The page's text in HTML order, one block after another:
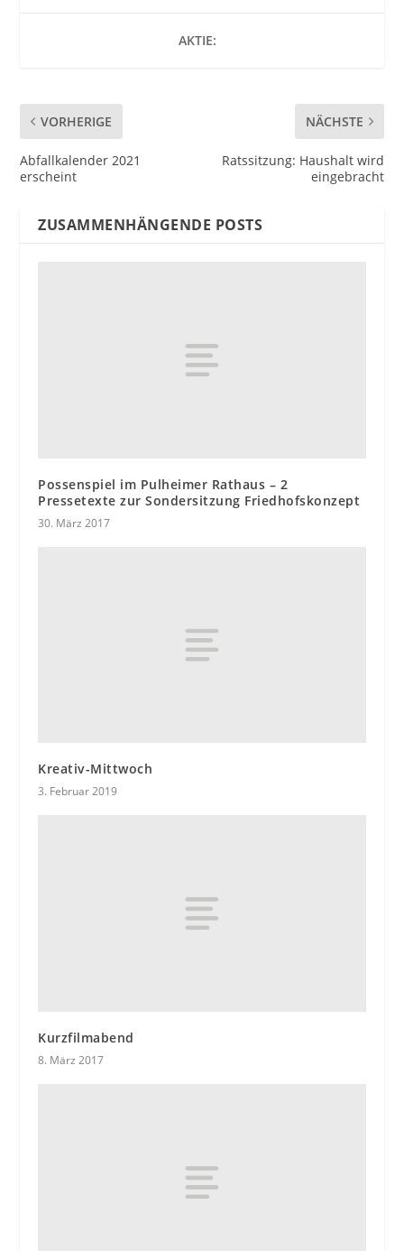
AKTIE:
VORHERIGE
Abfallkalender 2021
erscheint
NÄCHSTE
Ratssitzung: Haushalt wird
eingebracht
ZUSAMMENHÄNGENDE POSTS
Possenspiel im Pulheimer Rathaus – 2
Pressetexte zur Sondersitzung Friedhofskonzept
30. März 2017
Kreativ-Mittwoch
3. Februar 2019
Kurzfilmabend
8. März 2017